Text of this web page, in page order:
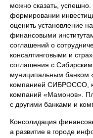
можно сказать,
формировании
оценить установление
финансовыми
соглашений о
консалтинговыми и
соглашения с
муниципальным банком
компанией СИБРОССО,
компаний «Мамонов».
с другими банками и
Консолидация
а развитие в городе